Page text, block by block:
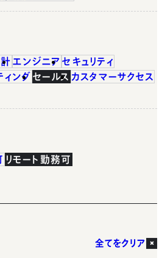
エンジニア セキュリティ
ィング セールス カスタマーサクセス
リモート勤務可
全てをクリア